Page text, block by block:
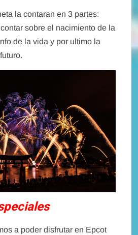
la contaran en 3 partes:
sobre el nacimiento de la
de la vida y por ultimo la
a poder disfrutar en Epcot